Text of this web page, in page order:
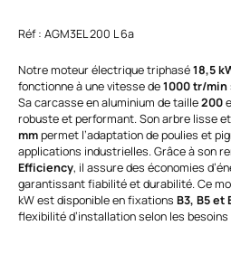
Réf : AGM3EL 200 L 6a
Notre moteur électrique triphasé18,5
fonctionne à une vitesse de1000 tr/min
Sa carcasse en aluminium de taille200
robuste et performant. Son arbre lisse
mmpermet l’adaptation de poulies et
applications industrielles. Grâce à son
Efficiency, il assure des économies
garantissant fiabilité et durabilité. Ce
kW est disponible en fixations B3, B5 et
flexibilité d’installation selon les